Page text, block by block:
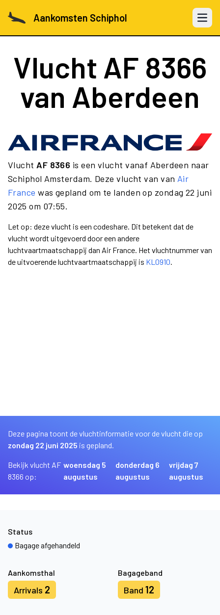
Aankomsten Schiphol Open
Vlucht AF 8366
van Aberdeen
Vlucht AF 8366 is een vlucht vanaf Aberdeen naar
Schiphol Amsterdam. Deze vlucht van van Air
France was gepland om te landen op zondag 22 juni
2025 om 07:55.
Let op: deze vlucht is een codeshare. Dit betekent dat de
vlucht wordt uitgevoerd door een andere
luchtvaartmaatschappij dan Air France. Het vluchtnummer van
de uitvoerende luchtvaartmaatschappij is KL0910.
Deze pagina toont de vluchtinformatie voor de vlucht die op
zondag 22 juni 2025 is gepland.
Bekijk vlucht AF
8366 op:
woensdag 5
augustus
donderdag 6
augustus
vrijdag 7
augustus
Aankomsthal
Arrivals 2
Bagageband
Band 12
Status
Bagage afgehandeld